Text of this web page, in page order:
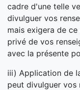
cadre d'une telle
divulguer vos
mais exigera de
privé de vos
avec la présente
iii) Application de
peut divulguer vos